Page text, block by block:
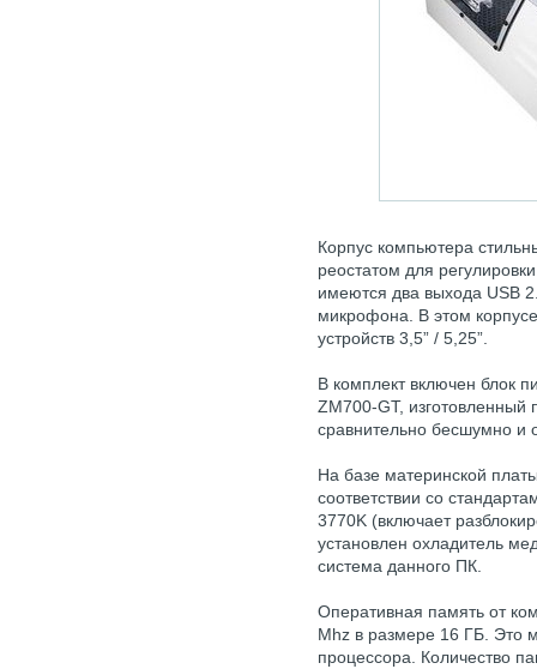
Корпус компьютера
реостатом для
имеются два выхода USB
микрофона. В этом
устройств 3,5” / 5,25”.
В комплект включен блок
ZM700-GT, изготовленный
сравнительно бесшумно и
На базе материнской
соответствии со
3770K (включает
установлен охладитель
система данного ПК.
Оперативная память от
Mhz в размере 16 ГБ. Это
процессора. Количество